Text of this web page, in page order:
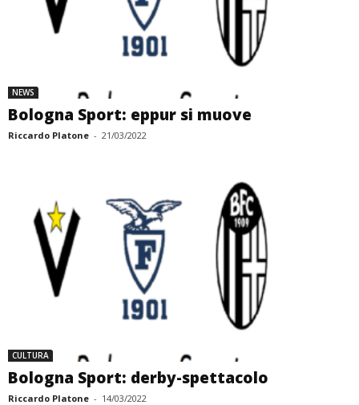
NEWS
Bologna Sport: eppur si muove
Riccardo Platone - 21/03/2022
CULTURA
Bologna Sport: derby-spettacolo
Riccardo Platone - 14/03/2022